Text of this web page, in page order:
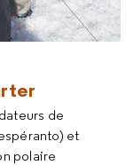
de
et
polaire